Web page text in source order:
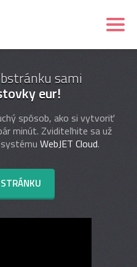
sami
eur!
spôsob, ako si vytvoriť
minút. Zviditeľnite sa už
WebJET Cloud.